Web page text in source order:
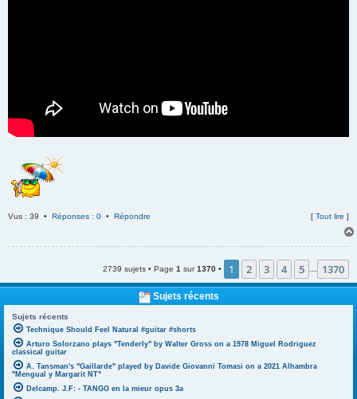
Vus : 39 • Réponses : 0 • Répondre [ Tout lire ]
2739 sujets • Page 1 sur1370 • 1 2 3 4 5 1370
Sujets récents
Sujets récents
Technique Should Feel Natural #guitar #shorts
Arturo Solorzano plays "Tenderly" by Walter Gross on a 1978 Miguel Rodriguez
classical guitar
A. Tansman's "Gaillarde" played by Davide Giovanni Tomasi on a 2021 Alhambra
"Mengual y Margarit NT"
Delcamp. J.F: - TANGO en la mieur opus 3a